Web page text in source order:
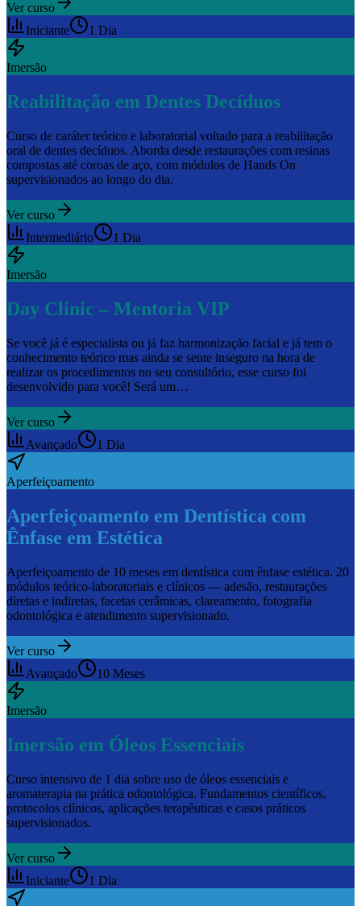
Ver curso
Iniciante
1 Dia
Imersão
Reabilitação em Dentes Decíduos
Curso de caráter teórico e laboratorial voltado para a reabilitação
oral de dentes decíduos. Aborda desde restaurações com resinas
compostas até coroas de aço, com módulos de Hands On
supervisionados ao longo do dia.
Ver curso
Intermediário
1 Dia
Imersão
Day Clinic – Mentoria VIP
Se você já é especialista ou já faz harmonização facial e já tem o
conhecimento teórico mas ainda se sente inseguro na hora de
realizar os procedimentos no seu consultório, esse curso foi
desenvolvido para você! Será um…
Ver curso
Avançado
1 Dia
Aperfeiçoamento
Aperfeiçoamento em Dentística com
Ênfase em Estética
Aperfeiçoamento de 10 meses em dentística com ênfase estética. 20
módulos teórico-laboratoriais e clínicos — adesão, restaurações
diretas e indiretas, facetas cerâmicas, clareamento, fotografia
odontológica e atendimento supervisionado.
Ver curso
Avançado
10 Meses
Imersão
Imersão em Óleos Essenciais
Curso intensivo de 1 dia sobre uso de óleos essenciais e
aromaterapia na prática odontológica. Fundamentos científicos,
protocolos clínicos, aplicações terapêuticas e casos práticos
supervisionados.
Ver curso
Iniciante
1 Dia